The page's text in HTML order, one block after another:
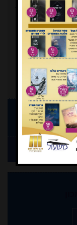
ישן יותר
ניסן
תשפ"ו
257